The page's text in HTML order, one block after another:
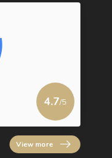
4.7/5
View more